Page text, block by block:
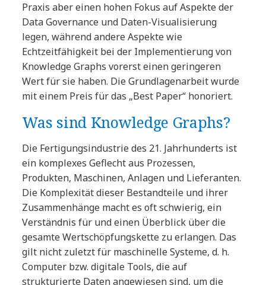
Praxis aber einen hohen Fokus auf Aspekte der
Data Governance und Daten-Visualisierung
legen, während andere Aspekte wie
Echtzeitfähigkeit bei der Implementierung von
Knowledge Graphs vorerst einen geringeren
Wert für sie haben. Die Grundlagenarbeit wurde
mit einem Preis für das „Best Paper“ honoriert.
Was sind Knowledge Graphs?
Die Fertigungsindustrie des 21. Jahrhunderts ist
ein komplexes Geflecht aus Prozessen,
Produkten, Maschinen, Anlagen und Lieferanten.
Die Komplexität dieser Bestandteile und ihrer
Zusammenhänge macht es oft schwierig, ein
Verständnis für und einen Überblick über die
gesamte Wertschöpfungskette zu erlangen. Das
gilt nicht zuletzt für maschinelle Systeme, d. h.
Computer bzw. digitale Tools, die auf
strukturierte Daten angewiesen sind, um die